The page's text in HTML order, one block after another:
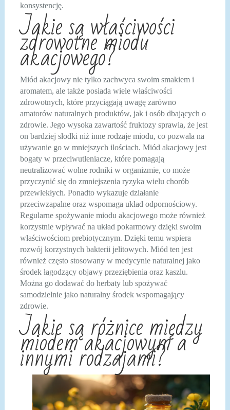
konsystencję.
Jakie są właściwości
zdrowotne miodu
akacjowego?
Miód akacjowy nie tylko zachwyca swoim smakiem i
aromatem, ale także posiada wiele właściwości
zdrowotnych, które przyciągają uwagę zarówno
amatorów naturalnych produktów, jak i osób dbających o
zdrowie. Jego wysoka zawartość fruktozy sprawia, że jest
on bardziej słodki niż inne rodzaje miodu, co pozwala na
używanie go w mniejszych ilościach. Miód akacjowy jest
bogaty w przeciwutleniacze, które pomagają
neutralizować wolne rodniki w organizmie, co może
przyczynić się do zmniejszenia ryzyka wielu chorób
przewlekłych. Ponadto wykazuje działanie
przeciwzapalne oraz wspomaga układ odpornościowy.
Regularne spożywanie miodu akacjowego może również
korzystnie wpływać na układ pokarmowy dzięki swoim
właściwościom prebiotycznym. Dzięki temu wspiera
rozwój korzystnych bakterii jelitowych. Miód ten jest
również często stosowany w medycynie naturalnej jako
środek łagodzący objawy przeziębienia oraz kaszlu.
Można go dodawać do herbaty lub spożywać
samodzielnie jako naturalny środek wspomagający
zdrowie.
Jakie są różnice między
miodem akacjowym a
innymi rodzajami?